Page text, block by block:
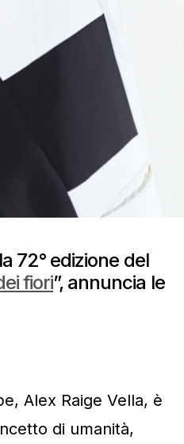
72° edizione del
fiori”, annuncia le
Alex Raige Vella, è
di umanità,